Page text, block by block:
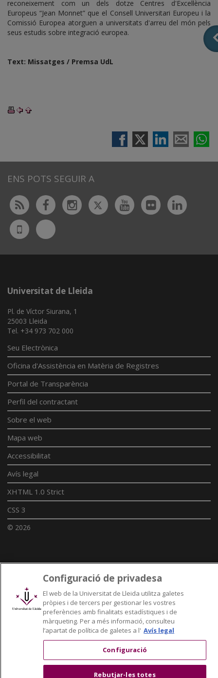
reconeixement com un dels dotze Centres d'Excel·lència
Europeus “Jean Monnet” que el Consell Universitari Europeu i la
Comissió Europea atorguen a universitats d'arreu del món pels
seus estudis sobre integració europea.
Text: Missatges / Premsa UdL
ENS POTS SEGUIR A
Rss FacebookInstagram
TwitterYoutubeFlickr
UdL
App
Bluesky
Universitat de Lleida
Pl. de Víctor Siurana, 1
25003 Lleida
Tel. +34 973 702 000
Seu Electrònica
Oficina d'Assistència en Matèria de Registres
Portal de Transparència
Perfil del contractant
Sobre el web
Mapa web
Accessibilitat
Avís legal
XHTML 1.0 Strict
CSS 3
© 2026
Enllaços UdL
Xarxes universitàries
Configuració de privadesa
El web de la Universitat de Lleida utilitza galetes
pròpies i de tercers per gestionar les vostres
preferències amb finalitats estadístiques i de
màrqueting. Per a més informació, consulteu
l’apartat de política de galetes a l' Avís legal
Configuració
Rebutjar-les totes